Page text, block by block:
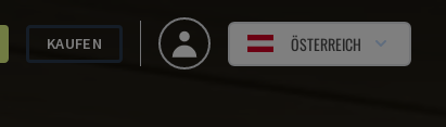
KAUFEN ÖSTERREICH